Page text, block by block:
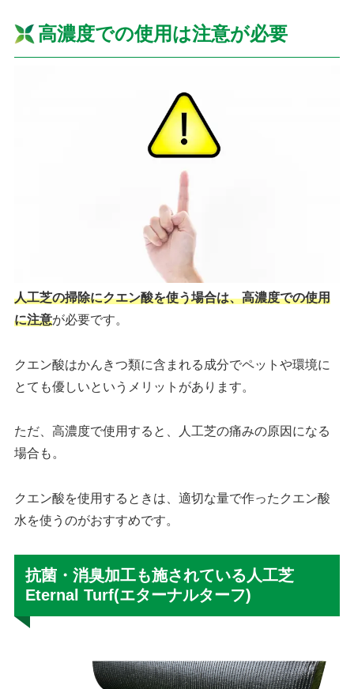
高濃度での使用は注意が必要
人工芝の掃除にクエン酸を使う場合は、高濃度での使用
に注意が必要です。
クエン酸はかんきつ類に含まれる成分でペットや環境に
とても優しいというメリットがあります。
ただ、高濃度で使用すると、人工芝の痛みの原因になる
場合も。
クエン酸を使用するときは、適切な量で作ったクエン酸
水を使うのがおすすめです。
抗菌・消臭加工も施されている人工芝
Eternal Turf(エターナルターフ)